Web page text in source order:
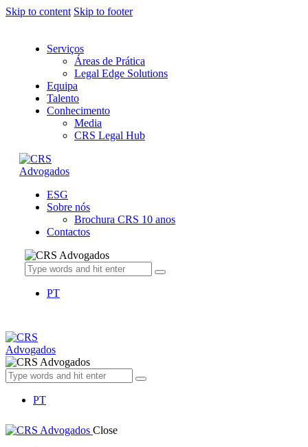
Skip to content Skip to footer
Serviços
Áreas de Prática
Legal Edge Solutions
Equipa
Talento
Conhecimento
Media
CRS Legal Hub
ESG
Sobre nós
Brochura CRS 10 anos
Contactos
PT
PT
Close